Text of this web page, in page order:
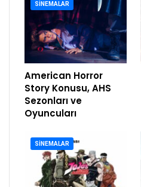
SINEMALAR
American Horror
Story Konusu, AHS
Sezonları ve
Oyuncuları
SINEMALAR